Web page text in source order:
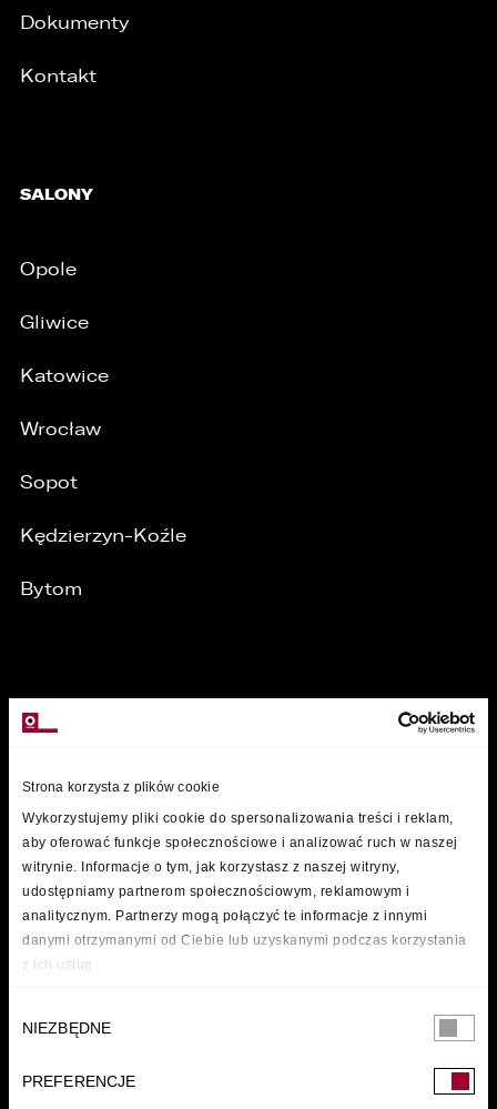
Strona korzysta z plików cookie
Wykorzystujemy pliki cookie do spersonalizowania treści i reklam,
aby oferować funkcje społecznościowe i analizować ruch w naszej
witrynie. Informacje o tym, jak korzystasz z naszej witryny,
udostępniamy partnerom społecznościowym, reklamowym i
analitycznym. Partnerzy mogą połączyć te informacje z innymi
danymi otrzymanymi od Ciebie lub uzyskanymi podczas korzystania
z ich usług.
zgody
NIEZBĘDNE
PREFERENCJE
Dokumenty
Kontakt
SALONY
Opole
Gliwice
Katowice
Wrocław
Sopot
Kędzierzyn-Koźle
Bytom